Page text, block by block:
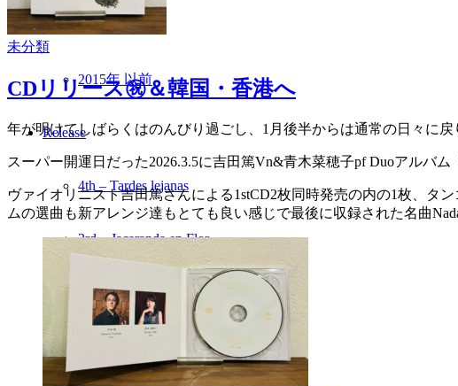
2016 年 以降
2015年 以前
Release
4th – Tardes lejanas
3rd – Jacaranda en Flor
2nd – Buenos Aires, Mi Refugio
未分類
CDリリース㊗＆韓国・香港へ
年が明けてしばらくはのんびり過ごし、1月後半からは通常の日々に
スーパー開運日だった2026.3.5に吉田篤Vn&青木菜穂子pf Duoアルバム
ヴァイオリニスト吉田篤さんによる1stCD2枚同時発売の内の1枚、タ
ムの選曲も新アレンジ達もとても良い感じで最後に収録された名曲